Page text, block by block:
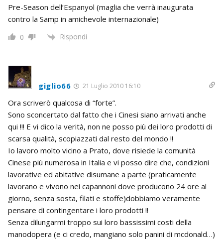
Pre-Season dell’Espanyol (maglia che verrà inaugurata
contro la Samp in amichevole internazionale)
0 Rispondi
giglio66 21 Luglio 2010 16:10
Ora scriverò qualcosa di “forte”.
Sono sconcertato dal fatto che i Cinesi siano arrivati anche
qui !!! E vi dico la verità, non ne posso più dei loro prodotti di
scarsa qualità, scopiazzati dal resto del mondo !!
Io lavoro molto vicino a Prato, dove risiede la comunità
Cinese più numerosa in Italia e vi posso dire che, condizioni
lavorative ed abitative disumane a parte (praticamente
lavorano e vivono nei capannoni dove producono 24 ore al
giorno, senza sosta, filati e stoffe)dobbiamo veramente
pensare di contingentare i loro prodotti !!
Senza dilungarmi troppo sui loro bassissimi costi della
manodopera (e ci credo, mangiano solo panini di mcdonald…)